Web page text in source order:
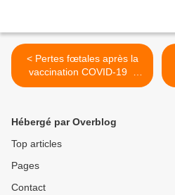
< Pertes fœtales après la
vaccination COVID-19 :
une étude soulève des
Hébergé par Overblog
Top articles
Pages
Contact